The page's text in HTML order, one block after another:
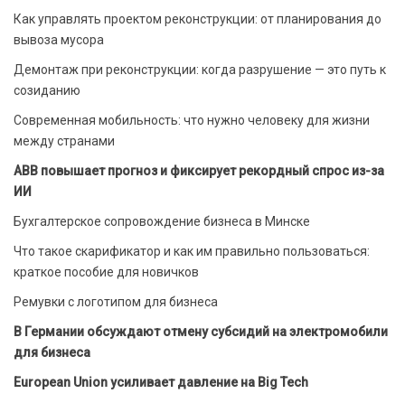
Как управлять проектом реконструкции: от планирования до
вывоза мусора
Демонтаж при реконструкции: когда разрушение — это путь к
созиданию
Современная мобильность: что нужно человеку для жизни
между странами
ABB повышает прогноз и фиксирует рекордный спрос из-за
ИИ
Бухгалтерское сопровождение бизнеса в Минске
Что такое скарификатор и как им правильно пользоваться:
краткое пособие для новичков
Ремувки с логотипом для бизнеса
В Германии обсуждают отмену субсидий на электромобили
для бизнеса
European Union усиливает давление на Big Tech